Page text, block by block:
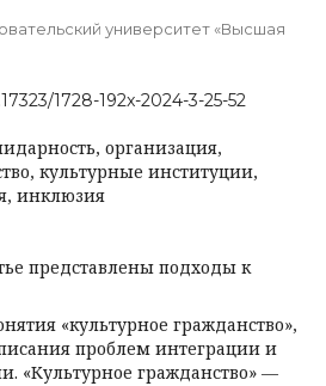
университет «Высшая
1728-192x-2024-3-25-52
организация,
культурные институции,
инклюзия
представлены подходы к
«культурное гражданство»,
проблем интеграции и
«Культурное гражданство» —